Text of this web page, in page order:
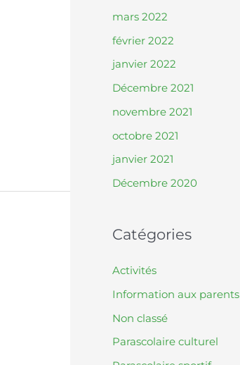
mars 2022
février 2022
janvier 2022
Décembre 2021
novembre 2021
octobre 2021
janvier 2021
Décembre 2020
Catégories
Activités
Information aux parents
Non classé
Parascolaire culturel